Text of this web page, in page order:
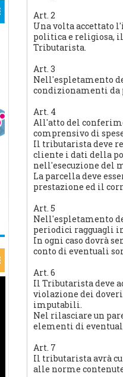
Art. 2
Una volta accettato
politica e religiosa, il
Tributarista.
Art. 3
Nell'espletamento
condizionamenti da
Art. 4
All'atto del
comprensivo di
Il tributarista deve
cliente i dati della
nell'esecuzione del
La parcella deve
prestazione ed il
Art. 5
Nell'espletamento
periodici ragguagli
In ogni caso dovrà
conto di eventuali
Art. 6
Il Tributarista deve
violazione dei
imputabili.
Nel rilasciare un
elementi di
Art. 7
Il tributarista avrà
alle norme